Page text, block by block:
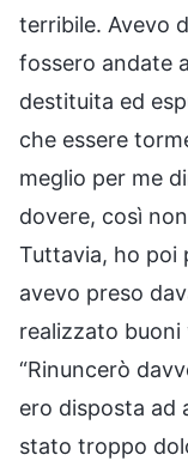
terribile. Avevo
fossero andate
destituita ed
che essere
meglio per me
dovere, così
Tuttavia, ho poi
avevo preso
realizzato
“Rinuncerò
ero disposta ad
stato troppo